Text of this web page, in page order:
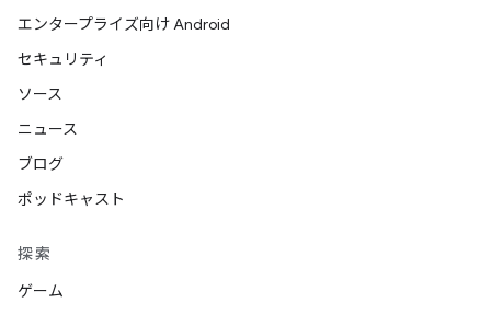
エンタープライズ向け Android
セキュリティ
ソース
ニュース
ブログ
ポッドキャスト
探索
ゲーム